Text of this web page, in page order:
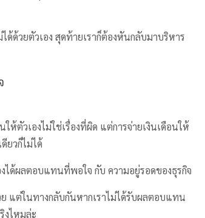
ด้วยตัวเอง สุดท้ายเราก็ต้องหันกลับมาบริหาร
ห้ตัวเองไม่ใช่เรื่องที่ผิด แต่การจ่ายเงินเดือนให้
ยวก็ไม่ได้
ได้ผลตอบแทนที่พอใจ กับ ความอยู่รอดของธุรกิจ
ย แต่ในทางกลับกันหากเราไม่ได้รับผลตอบแทน
งไหมล่ะ